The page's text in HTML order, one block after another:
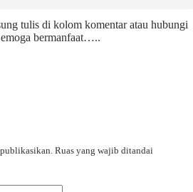
tulis di kolom komentar atau hubungi
bermanfaat…..
Ruas yang wajib ditandai